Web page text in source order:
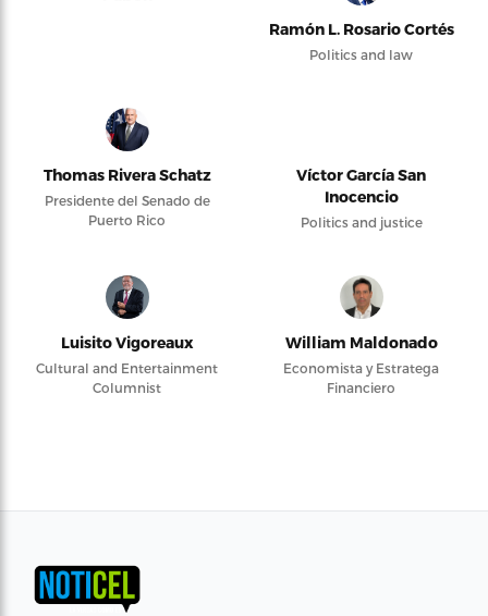
Ramón L. Rosario Cortés
Politics and law
Thomas Rivera Schatz
Presidente del Senado de
Puerto Rico
Víctor García San
Inocencio
Politics and justice
Luisito Vigoreaux
Cultural and Entertainment
Columnist
William Maldonado
Economista y Estratega
Financiero